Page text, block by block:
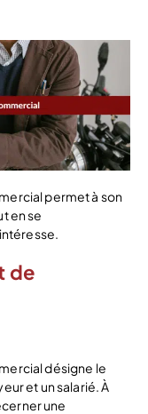
permet à son
en se
de
désigne le
et un salarié. À
une